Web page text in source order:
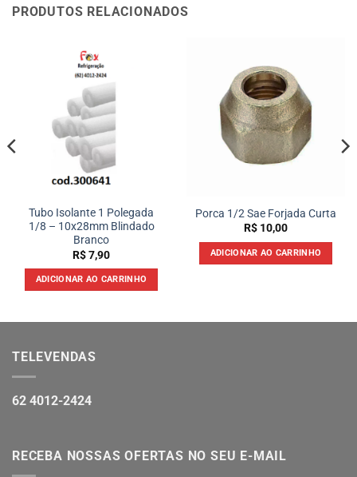
PRODUTOS RELACIONADOS
Tubo Isolante 1 Polegada
1/8 – 10x28mm Blindado
Branco
R$7,90
ADICIONAR AO CARRINHO
Porca 1/2 Sae Forjada Curta
R$ 10,00
ADICIONAR AO CARRINHO
TELEVENDAS
62 4012-2424
RECEBA NOSSAS OFERTAS NO SEU E-MAIL